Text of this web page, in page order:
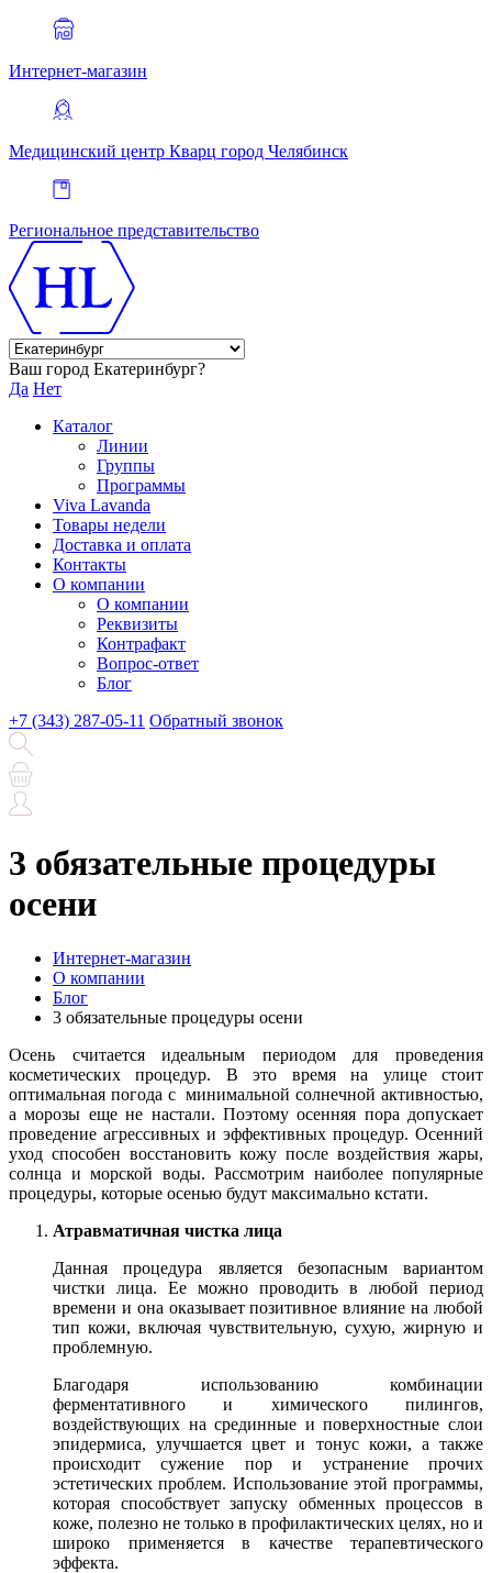
Интернет-магазин
Медицинский центр Кварц город Челябинск
Региональное представительство
Ваш город Екатеринбург?
Да Нет
Каталог
Линии
Группы
Программы
Viva Lavanda
Товары недели
Доставка и оплата
Контакты
О компании
О компании
Реквизиты
Контрафакт
Вопрос-ответ
Блог
+7 (343) 287-05-11 Обратный звонок
3 обязательные процедуры
осени
Интернет-магазин
О компании
Блог
3 обязательные процедуры осени
Осень считается идеальным периодом для проведения
косметических процедур. В это время на улице стоит
оптимальная погода с минимальной солнечной активностью,
а морозы еще не настали. Поэтому осенняя пора допускает
проведение агрессивных и эффективных процедур. Осенний
уход способен восстановить кожу после воздействия жары,
солнца и морской воды. Рассмотрим наиболее популярные
процедуры, которые осенью будут максимально кстати.
Атравматичная чистка лица
Данная процедура является безопасным вариантом
чистки лица. Ее можно проводить в любой период
времени и она оказывает позитивное влияние на любой
тип кожи, включая чувствительную, сухую, жирную и
проблемную.
Благодаря использованию комбинации
ферментативного и химического пилингов,
воздействующих на срединные и поверхностные слои
эпидермиса, улучшается цвет и тонус кожи, а также
происходит сужение пор и устранение прочих
эстетических проблем. Использование этой программы,
которая способствует запуску обменных процессов в
коже, полезно не только в профилактических целях, но и
широко применяется в качестве терапевтического
эффекта.